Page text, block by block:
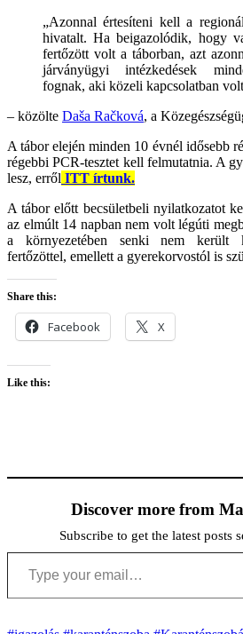
„Azonnal értesíteni kell a
hivatalt. Ha beigazolódik, hogy
fertőzött volt a táborban, azt
járványügyi intézkedések
fognak, aki közeli kapcsolatban
– közölte Daša Račková, a
A tábor elején minden 10 évnél idősebb
régebbi PCR-tesztet kell felmutatnia. A
lesz, erről ITT írtunk.
A tábor előtt becsületbeli nyilatkozatot
az elmúlt 14 napban nem volt légúti
a környezetében senki nem került
fertőzöttel, emellett a gyerekorvostól is
Share this:
Facebook X
Like this:
Discover more from
Subscribe to get the latest posts
Type your email…